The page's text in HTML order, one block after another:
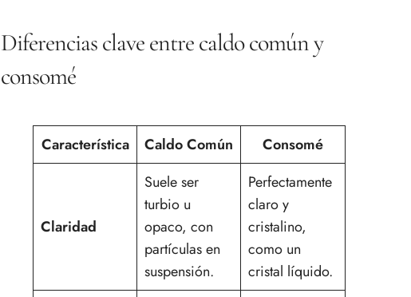
Diferencias clave entre caldo común y
consomé
Característica Caldo Común Consomé
Claridad
Suele ser
turbio u
opaco, con
partículas en
suspensión.
Perfectamente
claro y
cristalino,
como un
cristal líquido.